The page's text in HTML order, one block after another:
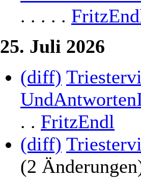
. . . . .
25. Juli 2026
(diff)
. . FritzEndl
(diff)
(2